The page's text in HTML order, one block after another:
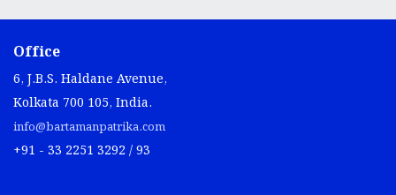
Office
6, J.B.S. Haldane Avenue,
Kolkata 700 105, India.
info@bartamanpatrika.com
+91 - 33 2251 3292 / 93